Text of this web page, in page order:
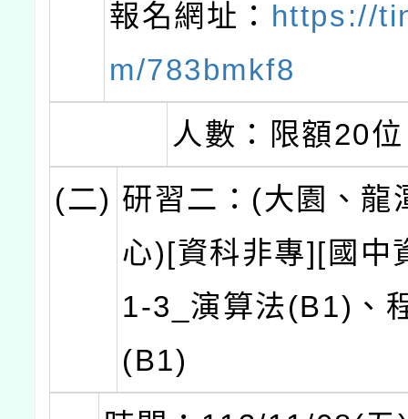
報名網址： https://
m/783bmkf8
人數：限額20位
(二) 研習二：(大園、龍
心)[資科非專][國中
1-3_演算法(B1)、
(B1)